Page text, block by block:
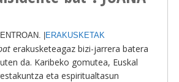
| ERAKUSKETAK
erakusketeagaz bizi-jarrera batera
da. Karibeko gomutea, Euskal
eta espiritualtasun